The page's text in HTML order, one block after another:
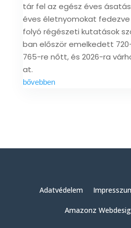
tár fel az egész éves
éves életnyomokat fedezve
folyó régészeti kutatások
ban először emelkedett
765-re nőtt, és 2026-ra
at.
bővebben
Adatvédelem
Amazonz